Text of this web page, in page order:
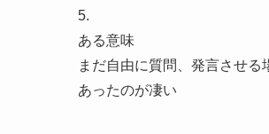
5.
ある意味
まだ自由に質問、発言させる
あったのが凄い